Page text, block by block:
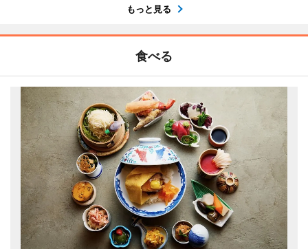
もっと見る
食べる